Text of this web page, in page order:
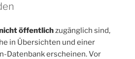
öffentlichzugänglich sind,
in Übersichten und einer
Datenbank erscheinen. Vor